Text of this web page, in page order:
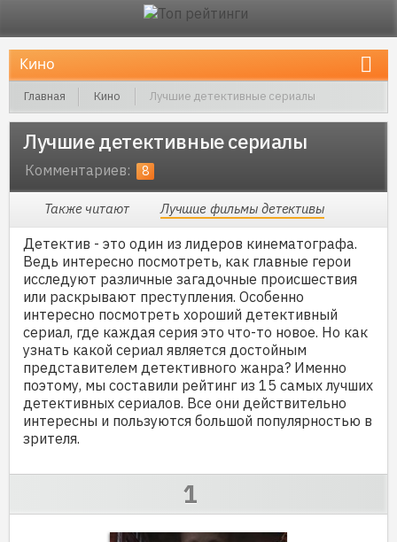
Главная Кино Лучшие детективные сериалы
Лучшие детективные сериалы
Комментариев: 8
Также читают Лучшие фильмы детективы
Детектив - это один из лидеров кинематографа.
Ведь интересно посмотреть, как главные герои
исследуют различные загадочные происшествия
или раскрывают преступления. Особенно
интересно посмотреть хороший детективный
сериал, где каждая серия это что-то новое. Но как
узнать какой сериал является достойным
представителем детективного жанра? Именно
поэтому, мы составили рейтинг из 15 самых лучших
детективных сериалов. Все они действительно
интересны и пользуются большой популярностью в
зрителя.